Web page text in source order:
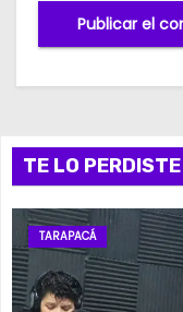
TE LO PERDISTE
TARAPACÁ